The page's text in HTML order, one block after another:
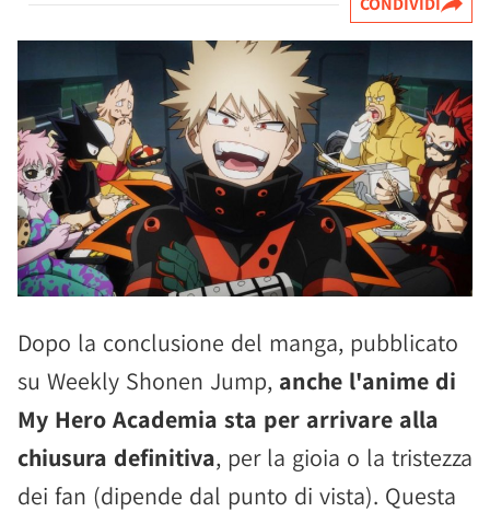
Dopo la conclusione del manga, pubblicato
su Weekly Shonen Jump, anche l'anime di
My Hero Academia sta per arrivare alla
chiusura definitiva, per la gioia o la tristezza
dei fan (dipende dal punto di vista). Questa